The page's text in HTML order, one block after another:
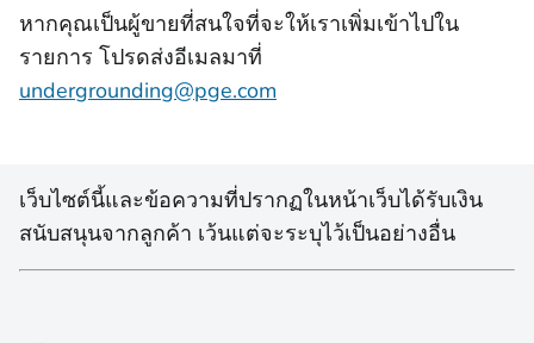
หากคุณเป็นผู้ขายที่สนใจที่จะให้เราเพิ่มเข้าไปใน
รายการ โปรดส่งอีเมลมาที่
undergrounding@pge.com
เว็บไซต์นี้และข้อความที่ปรากฏในหน้าเว็บได้รับเงิน
สนับสนุนจากลูกค้า เว้นแต่จะระบุไว้เป็นอย่างอื่น